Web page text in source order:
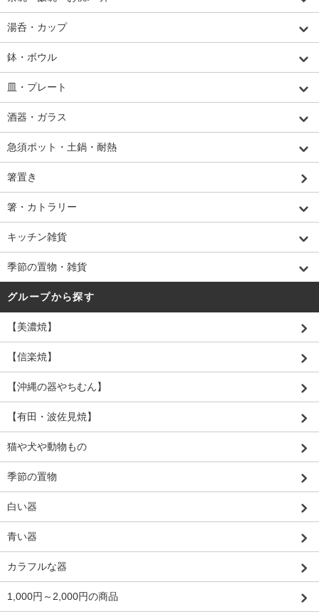
湯呑・カップ
鉢・ボウル
皿・プレート
酒器・ガラス
急須ポット・土鍋・耐熱
箸置き
箸・カトラリー
キッチン雑貨
季節の置物・雑貨
グループから探す
【美濃焼】
【信楽焼】
【沖縄の器やちむん】
【有田・波佐見焼】
猫や犬や動物もの
季節の置物
白い器
青い器
カラフルな器
1,000円～2,000円の商品